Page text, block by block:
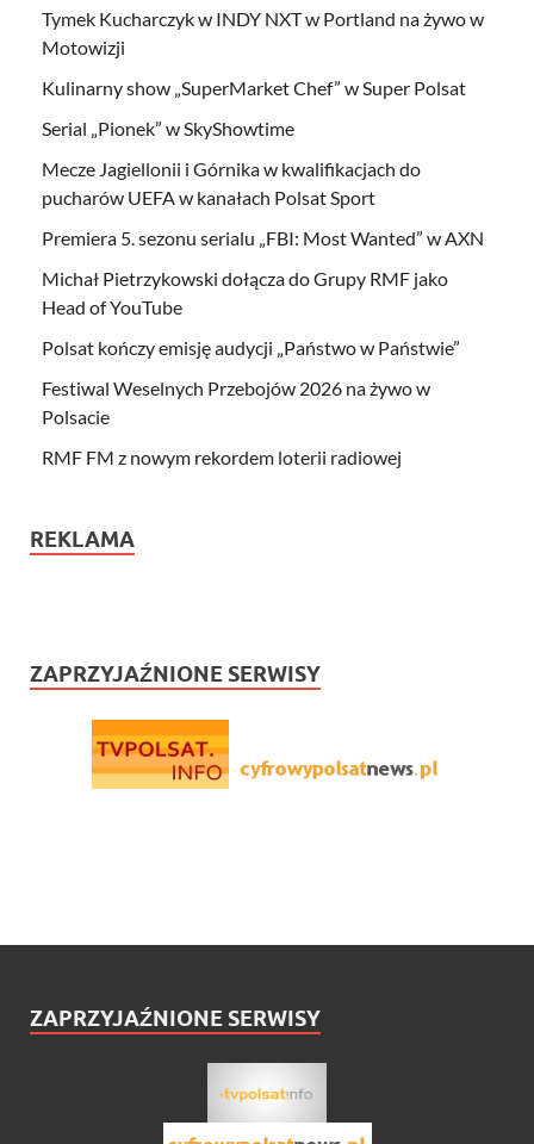
Tymek Kucharczyk w INDY NXT w Portland na żywo w
Motowizji
Kulinarny show „SuperMarket Chef” w Super Polsat
Serial „Pionek” w SkyShowtime
Mecze Jagiellonii i Górnika w kwalifikacjach do
pucharów UEFA w kanałach Polsat Sport
Premiera 5. sezonu serialu „FBI: Most Wanted” w AXN
Michał Pietrzykowski dołącza do Grupy RMF jako
Head of YouTube
Polsat kończy emisję audycji „Państwo w Państwie”
Festiwal Weselnych Przebojów 2026 na żywo w
Polsacie
RMF FM z nowym rekordem loterii radiowej
REKLAMA
ZAPRZYJAŹNIONE SERWISY
ZAPRZYJAŹNIONE SERWISY